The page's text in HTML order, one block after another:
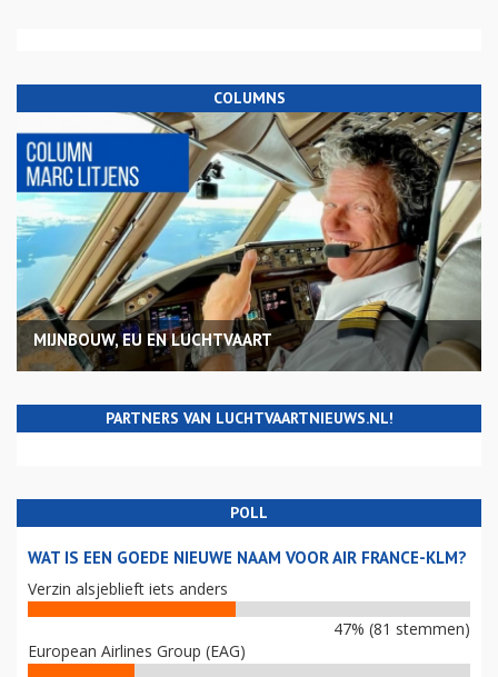
COLUMNS
MIJNBOUW, EU EN LUCHTVAART
PARTNERS VAN LUCHTVAARTNIEUWS.NL!
POLL
WAT IS EEN GOEDE NIEUWE NAAM VOOR AIR FRANCE-KLM?
Verzin alsjeblieft iets anders
47% (81 stemmen)
European Airlines Group (EAG)